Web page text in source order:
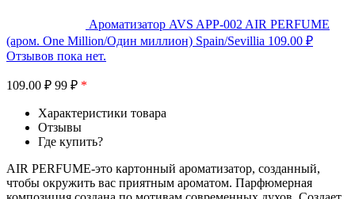
Ароматизатор AVS APP-002 AIR PERFUME
(аром. One Million/Один миллион) Spain/Sevillia 109.00 ₽
Отзывов пока нет.
109.00 ₽ 99 ₽ *
Характеристики товара
Отзывы
Где купить?
AIR PERFUME-это картонный ароматизатор, созданный,
чтобы окружить вас приятным ароматом. Парфюмерная